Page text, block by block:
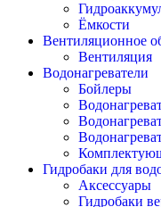
Ёмкости
Вентиляционное
Вентиляция
Водонагреватели
Бойлеры
Гидробаки для
Аксессуары
Гидробаки